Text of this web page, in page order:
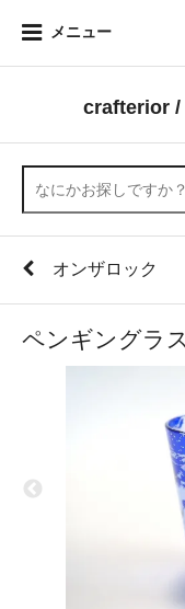
メニュー
crafterior /
オンザロック
ペンギングラ